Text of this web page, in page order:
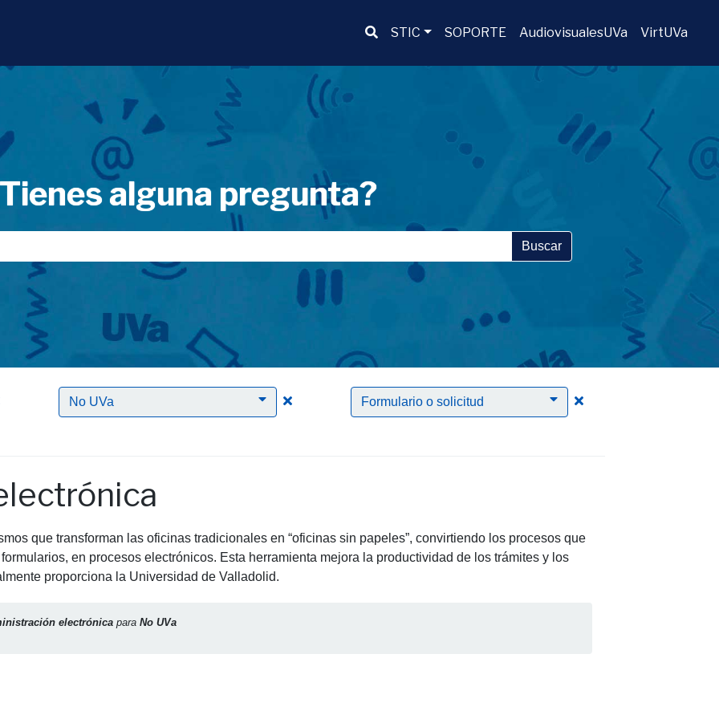
Buscador
STIC SOPORTE AudiovisualesUVa VirtUVa
alguna pregunta?
Buscar
Clic para borrar el filtro Administración electrónica
No UVa Clic para borrar el filtro No UVa
Formulario o solicitud Clic para borrar el filtro
que transforman las oficinas tradicionales en “oficinas sin papeles”, convirtiendo los procesos que
en procesos electrónicos. Esta herramienta mejora la productividad de los trámites y los
proporciona la Universidad de Valladolid.
electrónica para No UVa